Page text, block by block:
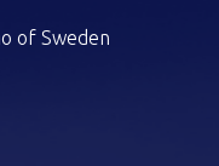
of Sweden